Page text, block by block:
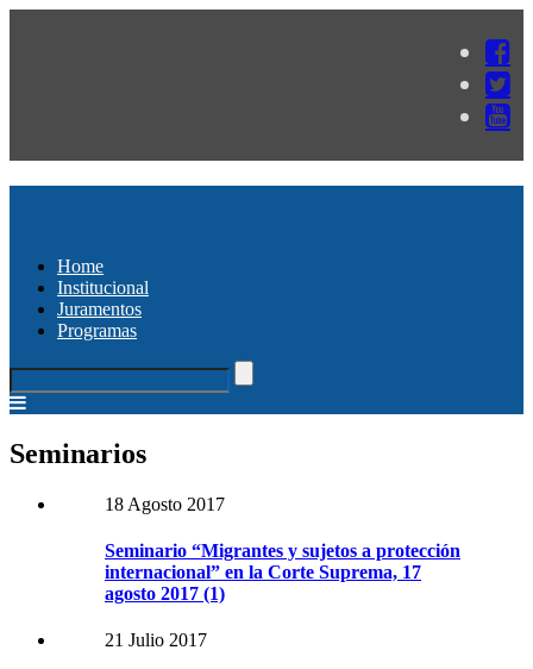
Home
Institucional
Juramentos
Programas
Seminarios
18 Agosto 2017
Seminario “Migrantes y sujetos a protección
internacional” en la Corte Suprema, 17
agosto 2017 (1)
21 Julio 2017